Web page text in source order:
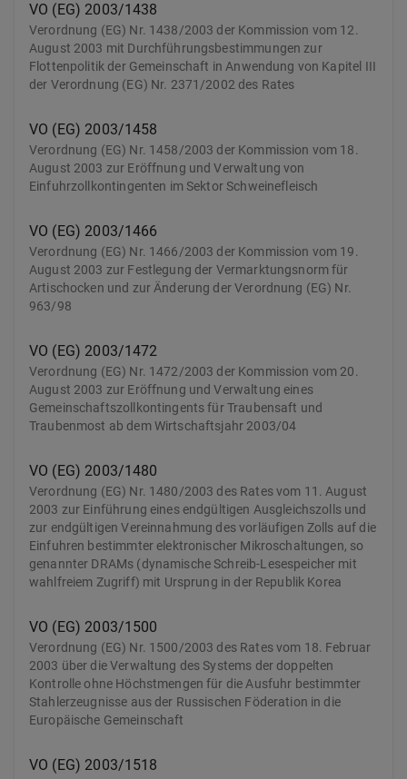
VO (EG) 2003/1438
Verordnung (EG) Nr. 1438/2003 der Kommission vom 12.
August 2003 mit Durchführungsbestimmungen zur
Flottenpolitik der Gemeinschaft in Anwendung von Kapitel III
der Verordnung (EG) Nr. 2371/2002 des Rates
VO (EG) 2003/1458
Verordnung (EG) Nr. 1458/2003 der Kommission vom 18.
August 2003 zur Eröffnung und Verwaltung von
Einfuhrzollkontingenten im Sektor Schweinefleisch
VO (EG) 2003/1466
Verordnung (EG) Nr. 1466/2003 der Kommission vom 19.
August 2003 zur Festlegung der Vermarktungsnorm für
Artischocken und zur Änderung der Verordnung (EG) Nr.
963/98
VO (EG) 2003/1472
Verordnung (EG) Nr. 1472/2003 der Kommission vom 20.
August 2003 zur Eröffnung und Verwaltung eines
Gemeinschaftszollkontingents für Traubensaft und
Traubenmost ab dem Wirtschaftsjahr 2003/04
VO (EG) 2003/1480
Verordnung (EG) Nr. 1480/2003 des Rates vom 11. August
2003 zur Einführung eines endgültigen Ausgleichszolls und
zur endgültigen Vereinnahmung des vorläufigen Zolls auf die
Einfuhren bestimmter elektronischer Mikroschaltungen, so
genannter DRAMs (dynamische Schreib-Lesespeicher mit
wahlfreiem Zugriff) mit Ursprung in der Republik Korea
VO (EG) 2003/1500
Verordnung (EG) Nr. 1500/2003 des Rates vom 18. Februar
2003 über die Verwaltung des Systems der doppelten
Kontrolle ohne Höchstmengen für die Ausfuhr bestimmter
Stahlerzeugnisse aus der Russischen Föderation in die
Europäische Gemeinschaft
VO (EG) 2003/1518